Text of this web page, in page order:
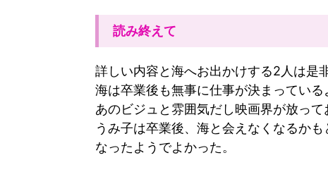
読み終えて
詳しい内容と海へお出かけする2人は是
海は卒業後も無事に仕事が決まっている
あのビジュと雰囲気だし映画界が放って
うみ子は卒業後、海と会えなくなるか
なったようでよかった。